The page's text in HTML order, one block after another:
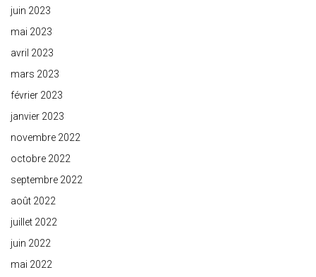
juin 2023
mai 2023
avril 2023
mars 2023
février 2023
janvier 2023
novembre 2022
octobre 2022
septembre 2022
août 2022
juillet 2022
juin 2022
mai 2022